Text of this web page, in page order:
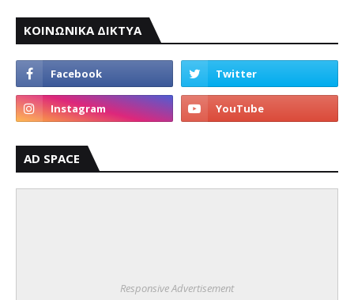
ΚΟΙΝΩΝΙΚΑ ΔΙΚΤΥΑ
AD SPACE
Responsive Advertisement